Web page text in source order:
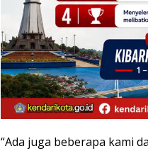
“Ada juga beberapa kami